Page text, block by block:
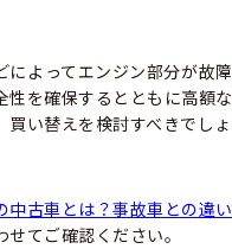
によってエンジン部分が故
性を確保するとともに高額
買い替えを検討すべきでしょ
中古車とは？事故車との違
せてご確認ください。